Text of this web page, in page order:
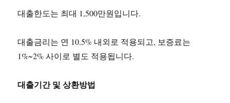
대출한도는 최대 1,500만원입니다.
대출금리는 연 10.5% 내외로 적용되고, 보증료는
1%~2% 사이로 별도 적용됩니다.
대출기간 및 상환방법